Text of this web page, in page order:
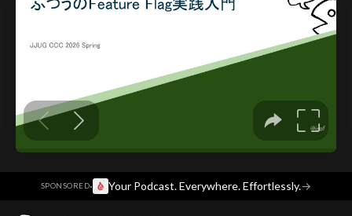
SPONSORED· Your Podcast. Everywhere. Effortlessly.→